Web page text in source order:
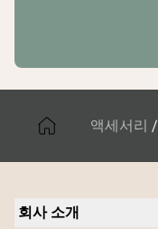
액세서리 /
회사 소개